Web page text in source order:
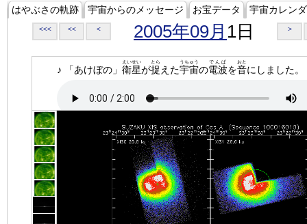
はやぶさの軌跡 宇宙からのメッセージ お宝データ 宇宙カレン
<<< << < 2005年09月 1日 >
♪ 「あけぼの」 衛星
えいせい
が捉
とら
えた宇宙
うちゅう
の電波
でんぱ
を音
おと
にしました。